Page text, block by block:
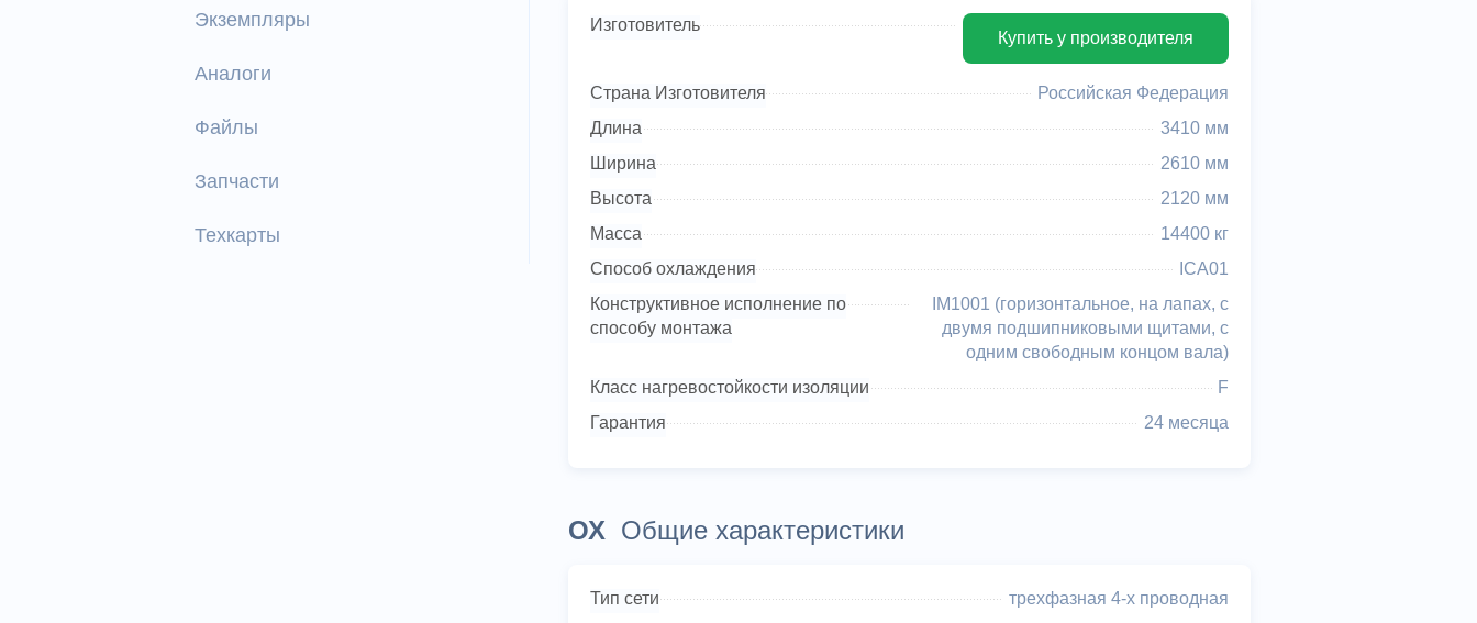
Экземпляры
Аналоги
Файлы
Запчасти
Техкарты
Изготовитель
Купить у производителя
Страна Изготовителя
Российская Федерация
Длина
3410 мм
Ширина
2610 мм
Высота
2120 мм
Масса
14400 кг
Способ охлаждения
ICA01
Конструктивное исполнение по
способу монтажа
IM1001 (горизонтальное, на лапах, с
двумя подшипниковыми щитами, с
одним свободным концом вала)
Класс нагревостойкости изоляции
F
Гарантия
24 месяца
ОХ Общие характеристики
Тип сети
трехфазная 4-х проводная